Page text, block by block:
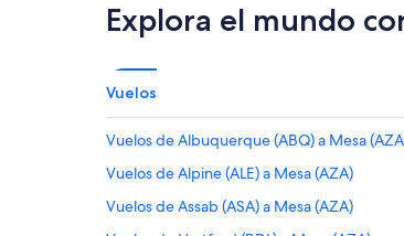
Explora el mundo
Vuelos
Vuelos de Albuquerque (ABQ) a Mesa
Vuelos de Alpine (ALE) a Mesa (AZA)
Vuelos de Assab (ASA) a Mesa (AZA)